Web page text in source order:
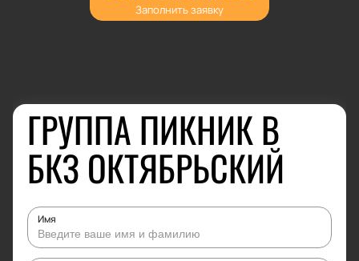
ГРУППА ПИКНИК В
БКЗ ОКТЯБРЬСКИЙ
Имя